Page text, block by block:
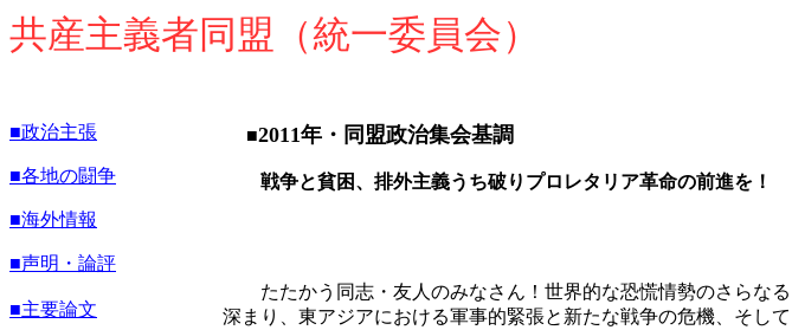
共産主義者同盟（統一委員会）
■政治主張
■各地の闘争
■海外情報
■声明・論評
■主要論文
■2011年・同盟政治集会基調
戦争と貧困、排外主義うち破りプロレタリア革命の前進を！
たたかう同志・友人のみなさん！世界的な恐慌情勢のさらなる
深まり、東アジアにおける軍事的緊張と新たな戦争の危機、そして